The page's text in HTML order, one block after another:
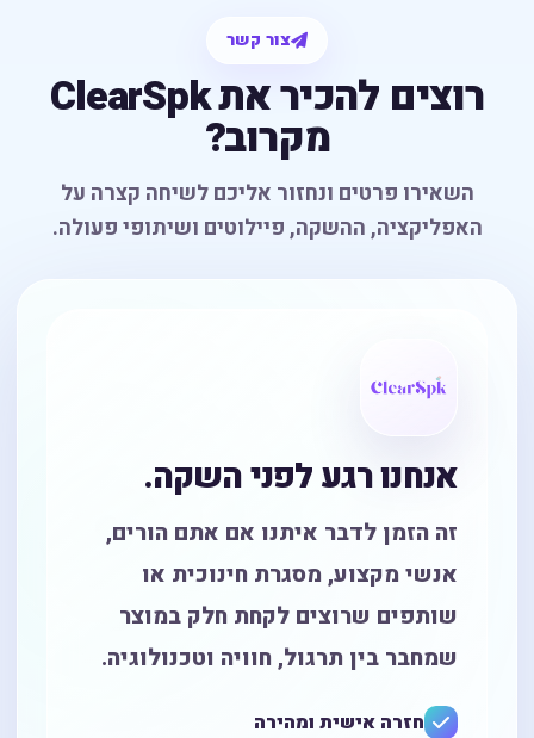
צור קשר
רוצים להכיר את ClearSpk
מקרוב?
השאירו פרטים ונחזור אליכם לשיחה קצרה על
האפליקציה, ההשקה, פיילוטים ושיתופי פעולה.
אנחנו רגע לפני השקה.
זה הזמן לדבר איתנו אם אתם הורים,
אנשי מקצוע, מסגרת חינוכית או
שותפים שרוצים לקחת חלק במוצר
שמחבר בין תרגול, חוויה וטכנולוגיה.
חזרה אישית ומהירה